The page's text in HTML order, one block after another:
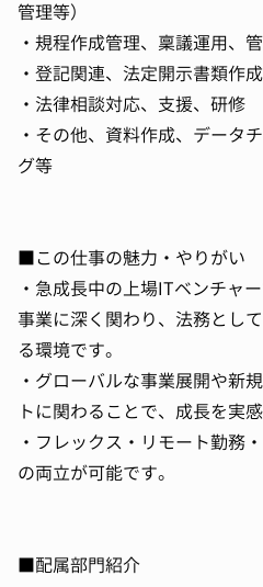
管理等）
・規程作成管理、稟議運用、
・登記関連、法定開示書類作
・法律相談対応、支援、研修
・その他、資料作成、データ
グ等
■この仕事の魅力・やりがい
・急成長中の上場ITベンチャ
事業に深く関わり、法務とし
る環境です。
・グローバルな事業展開や新
トに関わることで、成長を実
・フレックス・リモート勤務
の両立が可能です。
■配属部門紹介